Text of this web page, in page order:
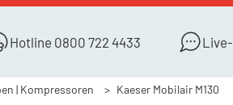
Hotline 0800 722 4433
| Kompressoren Kaeser Mobilair M130